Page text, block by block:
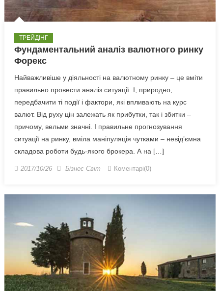
ТРЕЙДІНГ
Фундаментальний аналіз валютного ринку
Форекс
Найважливіше у діяльності на валютному ринку – це вміти
правильно провести аналіз ситуації. І, природно,
передбачити ті події і фактори, які впливають на курс
валют. Від руху цін залежать як прибутки, так і збитки –
причому, вельми значні. І правильне прогнозування
ситуації на ринку, вміла маніпуляція чутками – невід’ємна
складова роботи будь-якого брокера. А на […]
2017/10/26 Бізнес Світ Коментарі(0)